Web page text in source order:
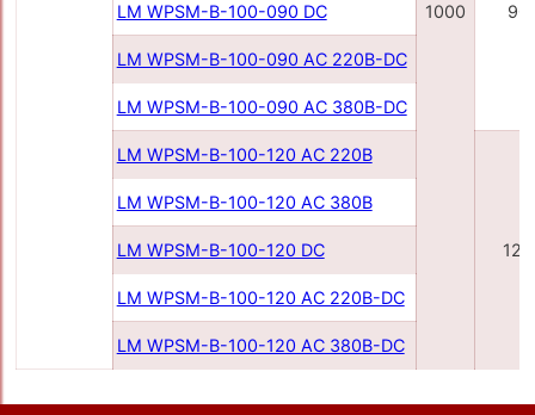
1000
LM WPSM-B-100-090 DC
LM WPSM-B-100-090 AC 220B-DC
LM WPSM-B-100-090 AC 380B-DC
LM WPSM-B-100-120 AC 220B
LM WPSM-B-100-120 AC 380B
LM WPSM-B-100-120 DC
LM WPSM-B-100-120 AC 220B-DC
LM WPSM-B-100-120 AC 380B-DC